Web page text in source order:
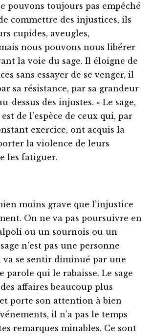
pouvons toujours pas empêché
commettre des injustices, ils
cupides, aveugles,
nous pouvons nous libérer
la voie du sage. Il éloigne de
sans essayer de se venger, il
sa résistance, par sa grandeur
dessus des injustes. « Le sage,
de l’espèce de ceux qui, par
exercice, ont acquis la
la violence de leurs
les fatiguer.
moins grave que l’injustice
On ne va pas poursuivre en
ou un sournois ou un
n’est pas une personne
va se sentir diminué par une
parole qui le rabaisse. Le sage
affaires beaucoup plus
porte son attention à bien
il n’a pas le temps
remarques minables. Ce sont